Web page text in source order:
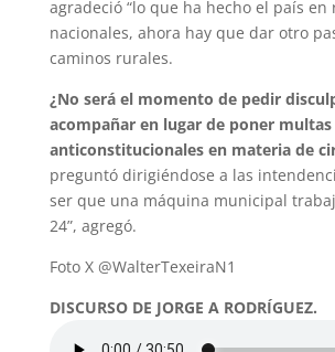
agradeció “lo que ha hecho el país en
nacionales, ahora hay que dar otro
caminos rurales.
¿No será el momento de pedir
acompañar en lugar de poner
anticonstitucionales en materia de
preguntó dirigiéndose a las
ser que una máquina municipal
24”, agregó.
Foto X @WalterTexeiraN1
DISCURSO DE JORGE A RODRÍGUEZ.